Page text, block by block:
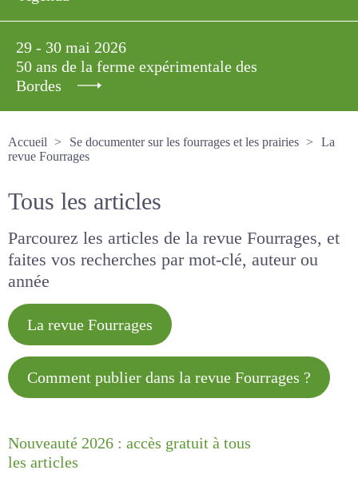
29 - 30 mai 2026
50 ans de la ferme expérimentale des
Bordes
Accueil
Se documenter sur les fourrages et les prairies
La revue Fourrages
Tous les articles
Parcourez les articles de la revue Fourrages, et
faites vos recherches par mot-clé, auteur ou
année
La revue Fourrages
Comment publier dans la revue
Nouveauté 2026 : accès gratuit à